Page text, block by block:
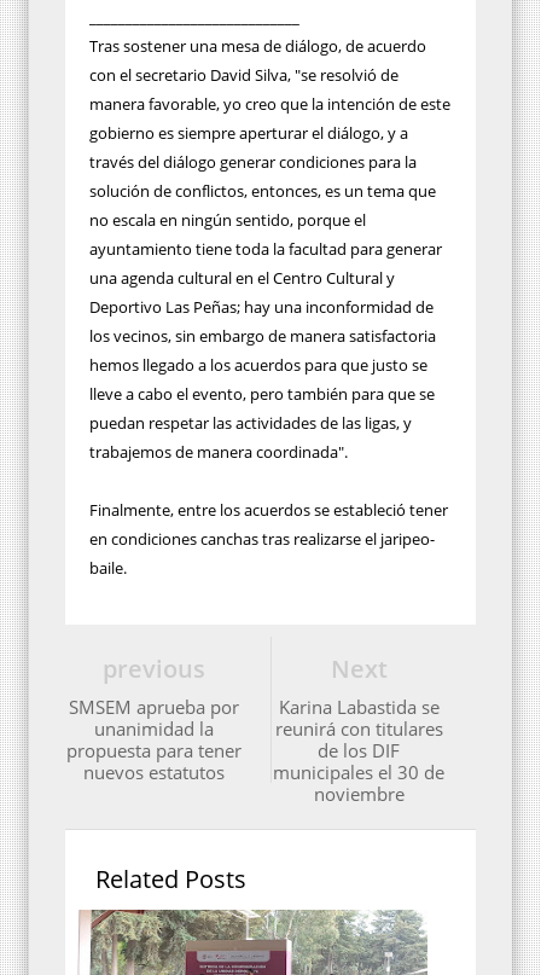
Tras sostener una mesa de diálogo, de acuerdo
con el secretario David Silva, "se resolvió de
manera favorable, yo creo que la intención de este
gobierno es siempre aperturar el diálogo, y a
través del diálogo generar condiciones para la
solución de conflictos, entonces, es un tema que
no escala en ningún sentido, porque el
ayuntamiento tiene toda la facultad para generar
una agenda cultural en el Centro Cultural y
Deportivo Las Peñas; hay una inconformidad de
los vecinos, sin embargo de manera satisfactoria
hemos llegado a los acuerdos para que justo se
lleve a cabo el evento, pero también para que se
puedan respetar las actividades de las ligas, y
trabajemos de manera coordinada".
Finalmente, entre los acuerdos se estableció tener
en condiciones canchas tras realizarse el jaripeo-
baile.
Next
Karina Labastida se
reunirá con titulares
de los DIF
municipales el 30 de
noviembre
previous
SMSEM aprueba por
unanimidad la
propuesta para tener
nuevos estatutos
Related Posts